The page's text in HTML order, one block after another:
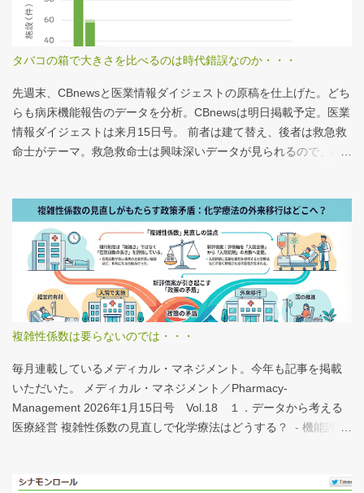
タバコの箱で大きさを比べるのは時代錯誤なのか・・・
先週末、CBnewsと医業情報ダイジェストの原稿を仕上げた。どち
らも病床機能報告のデータを分析。CBnewsは明日掲載予定。医業
情報ダイジェストは来月15日号。 前者は建て替え、後者は救急救
命士がテーマ。救急救命士は興味深いデータが見られるので、み
は、医業情報ダイジェストの記事をお読みください！なのだが、
分析結果の一例は下のグラフ。 病床機能報告（2023年度報告）を
基に作成 ※救急救命士の人数は常勤・非常勤（常勤換算）の合
計。人数が0人の施設は集計に含まない この施設は何人いるんだろ
う？、あの施設は何人だろう？と見てみるだけでも十分興味深い
が、上のグラフのような情報が頭に入っていると、比較整理しや
する。立派な建物がある。武蔵国府の国司館（こくしのたち）を
復元したものだ。写真だけでは、大きさが分かりづらいはずだ。
今月訪れた武蔵国府跡 実際には10分の1サイズの模型なので、そ
れほど大きくない。人が一緒に写っている新聞記事（ （まちの記
憶）武蔵国府跡 東京都府中市：朝日新聞デジタル ）を見れば、
い。平均値で見ても情報は十分でないかもしれない。しかし、ヒ
複雑性係数は要らないのでは・・・
毎月連載しているメディカル・マネジメント。今年も記事を掲載
いただいた。 メディカル・マネジメント／Pharmacy-
Management 2026年1月15日号 Vol.18 １．データから考える
医療経営 複雑性係数の見直しで化学療法はどうする？ - 機能評価
は微妙だ・・・と言い続けて10数年、ようやく見直されるよう